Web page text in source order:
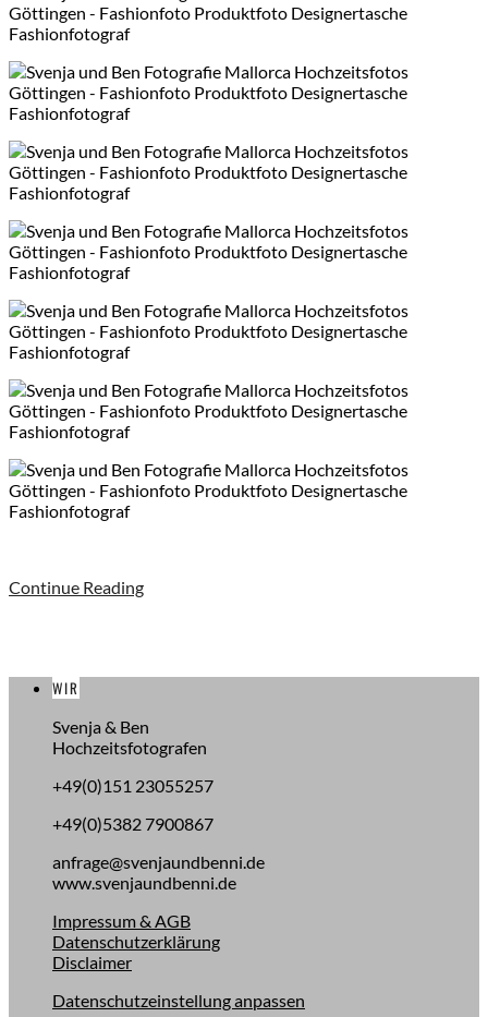
Continue Reading
WIR
Svenja & Ben
Hochzeitsfotografen
+49(0)151 23055257
+49(0)5382 7900867
anfrage@svenjaundbenni.de
www.svenjaundbenni.de
Impressum & AGB
Datenschutzerklärung
Disclaimer
Datenschutzeinstellung anpassen